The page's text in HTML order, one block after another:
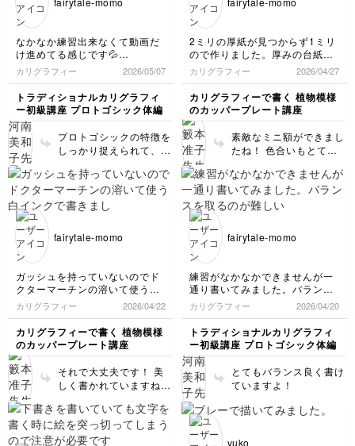
色合いです。 絵の具の
いですよね。 ペン先に
入れて、すんなりとペン
先から流れてくる濃度に
何度も調整してみてくだ
さいね。 画像で見る限
り、淡い色は紙の色が透
けてみえるので、濃度が
薄い（水っぽい）感じが
します。 絵の具も沢山
使ってみて、慣れてくだ
さいね！
文字もとても雰囲気がで
側にできる空間の大きさ
を揃えながら書き込みし
ていきましょう。
なかなか練習出来なくて動画だ
け進めてる感じです💦
先生に添削して頂いたものは画
像保存して書いたものに同じよ
うに書き込んで次回注意して書
きたいと思います。
カリグラフィー 2026/05/07
トラディショナルカリグラフィ
ー初級講座 プロトゴシック体編
プロトゴシックの特徴を
しっかり捉えられて、文
したね！ スペーシング
もとても良いです！
2ミリの厚紙が見つからず1ミリ
ので作りました。厚みの台紙を
2枚重ねにして差し入れる空間
を確保しました。
フレームまで作ったことがなか
ったので楽しく作れました☺️
先生の説明がわかりやすくて楽
しんで受講できました、ありが
とうございました(*^^*)
カリグラフィー 2026/04/27
カリグラフィーで書く 植物模様
のカッパープレート講座
素敵なミニ額ができまし
たね！ 色合いもとても
フィーを身近に置いてい
ただきたくて考えたもの
です。 パソコンの横な
fairytale-momo
ガッシュを持っていないのでド
クターマーチンの溶いて使う白
インクで書きました。フレーム
で仕上げるのが楽しみです
(*^^*)
カリグラフィー 2026/04/22
カリグラフィーで書く 植物模様
のカッパープレート講座
それで大丈夫です！ 美
しく書かれていますね！
液なので、折れ曲がりに
は弱いので(割れてしま
います～)ご注意くださ
fairytale-momo
練習がなかなかできませんが一
通り書いてみました。バランス
を取るのが難しいです。
カリグラフィー 2026/04/20
トラディショナルカリグラフィ
ー初級講座 プロトゴシック体編
とてもバランス良く書け
ていますよ！
yuko